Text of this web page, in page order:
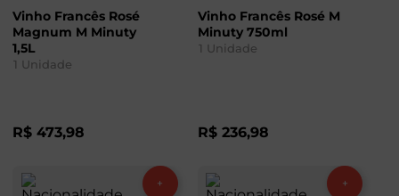
Vinho Francês Rosé
Magnum M Minuty
1,5L
1 Unidade
R$ 473,98
Vinho Francês Rosé M
Minuty 750ml
1 Unidade
R$ 236,98